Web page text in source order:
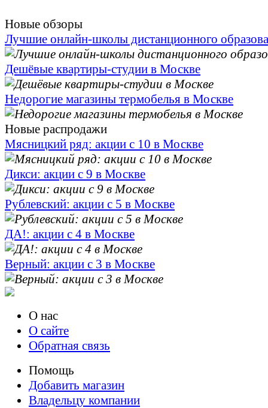
Новые обзоры
Лучшие онлайн-школы дистанционного
Дешёвые квартиры-студии в Москве
Недорогие магазины термобелья в Москве
Новые распродажи
Мясницкий ряд: акции с 10 в Москве
Дикси: акции с 9 в Москве
Рублевский: акции с 5 в Москве
ДА!: акции с 4 в Москве
Верный: акции с 3 в Москве
О нас
О сайте
Обратная связь
Помощь
Добавить магазин
Владельцу компании